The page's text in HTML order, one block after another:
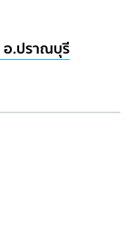
อ.ปราณบุรี